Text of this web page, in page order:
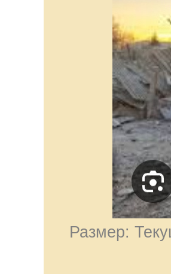
Размер: